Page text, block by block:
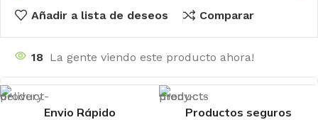
Añadir a lista de deseos Comparar
18 La gente viendo este producto ahora!
Envio Rápido Productos seguros